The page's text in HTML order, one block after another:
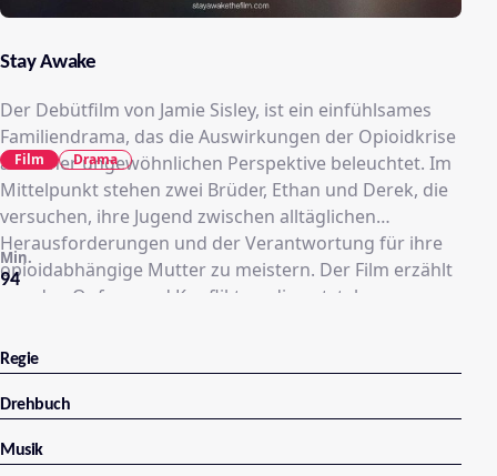
Stay Awake
Der Debütfilm von Jamie Sisley, ist ein einfühlsames
Familiendrama, das die Auswirkungen der Opioidkrise
aus einer ungewöhnlichen Perspektive beleuchtet. Im
Mittelpunkt stehen zwei Brüder, Ethan und Derek, die
versuchen, ihre Jugend zwischen alltäglichen
Herausforderungen und der Verantwortung für ihre
opioidabhängige Mutter zu meistern. Der Film erzählt
von den Opfern und Konflikten, die entstehen, wenn
helfen, ohne sich selbst zu verlieren. Mit leisen Tönen
und realistischen Charakteren fängt der Film die
Spannung und die Nähe innerhalb der Familie ein,
94
Min.
Film Drama
Regie
Drehbuch
Musik